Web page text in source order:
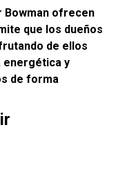
Bowman ofrecen
que los dueños
de ellos
energética y
de forma